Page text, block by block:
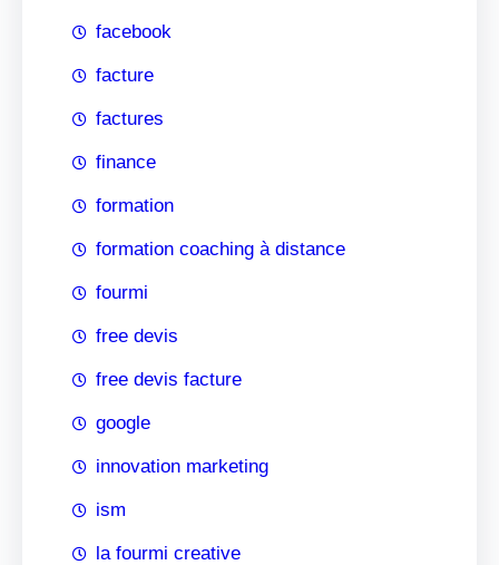
facebook
facture
factures
finance
formation
formation coaching à distance
fourmi
free devis
free devis facture
google
innovation marketing
ism
la fourmi creative